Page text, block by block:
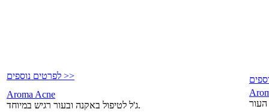
לפרטים נוספים >>
Aroma Acne
ג'ל לטיפול באקנה ובעור רגיש במיוחד.